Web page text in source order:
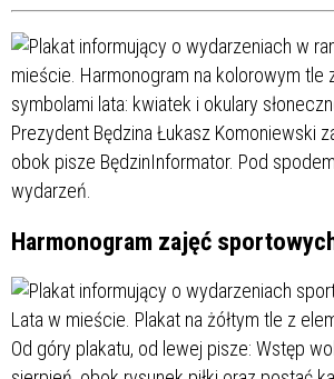
Harmonogram zajęć